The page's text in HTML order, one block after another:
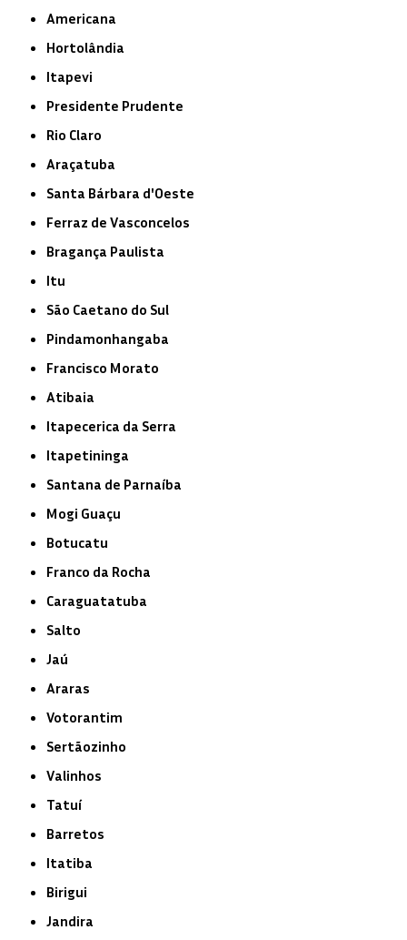
Americana
Hortolândia
Itapevi
Presidente Prudente
Rio Claro
Araçatuba
Santa Bárbara d'Oeste
Ferraz de Vasconcelos
Bragança Paulista
Itu
São Caetano do Sul
Pindamonhangaba
Francisco Morato
Atibaia
Itapecerica da Serra
Itapetininga
Santana de Parnaíba
Mogi Guaçu
Botucatu
Franco da Rocha
Caraguatatuba
Salto
Jaú
Araras
Votorantim
Sertãozinho
Valinhos
Tatuí
Barretos
Itatiba
Birigui
Jandira